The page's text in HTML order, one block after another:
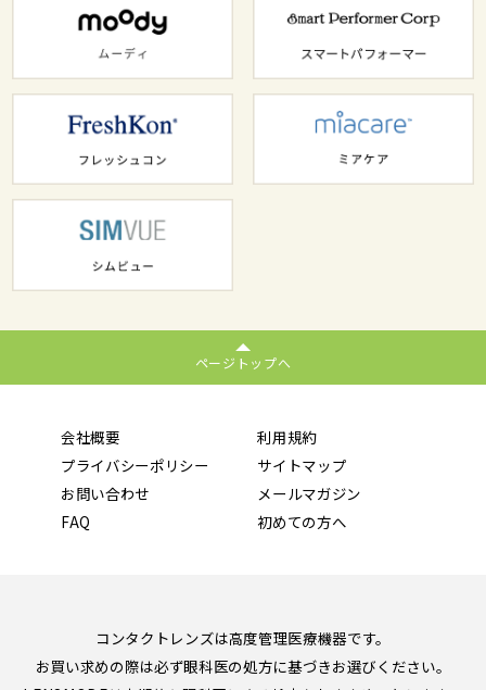
ページトップへ
会社概要
利用規約
プライバシーポリシー
サイトマップ
お問い合わせ
メールマガジン
FAQ
初めての方へ
コンタクトレンズは高度管理医療機器です。
お買い求めの際は必ず眼科医の処方に基づきお選びください。